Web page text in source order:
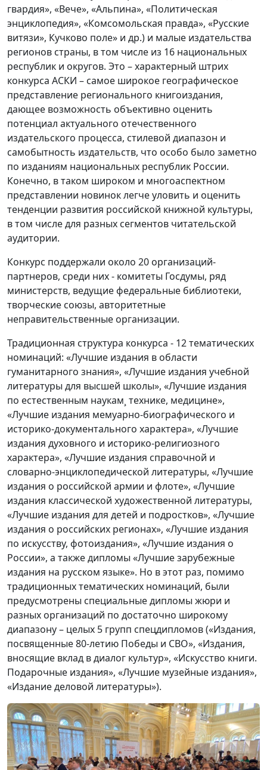
гвардия», «Вече», «Альпина», «Политическая
энциклопедия», «Комсомольская правда», «Русские
витязи», Кучково поле» и др.) и малые издательства
регионов страны, в том числе из 16 национальных
республик и округов. Это – характерный штрих
конкурса АСКИ – самое широкое географическое
представление регионального книгоиздания,
дающее возможность объективно оценить
потенциал актуального отечественного
издательского процесса, стилевой диапазон и
самобытность издательств, что особо было заметно
по изданиям национальных республик России.
Конечно, в таком широком и многоаспектном
представлении новинок легче уловить и оценить
тенденции развития российской книжной культуры,
в том числе для разных сегментов читательской
аудитории.
Конкурс поддержали около 20 организаций-
партнеров, среди них - комитеты Госдумы, ряд
министерств, ведущие федеральные библиотеки,
творческие союзы, авторитетные
неправительственные организации.
Традиционная структура конкурса - 12 тематических
номинаций: «Лучшие издания в области
гуманитарного знания», «Лучшие издания учебной
литературы для высшей школы», «Лучшие издания
по естественным наукам¸ технике, медицине»,
«Лучшие издания мемуарно-биографического и
историко-документального характера», «Лучшие
издания духовного и историко-религиозного
характера», «Лучшие издания справочной и
словарно-энциклопедической литературы, «Лучшие
издания о российской армии и флоте», «Лучшие
издания классической художественной литературы,
«Лучшие издания для детей и подростков», «Лучшие
издания о российских регионах», «Лучшие издания
по искусству, фотоиздания», «Лучшие издания о
России», а также дипломы «Лучшие зарубежные
издания на русском языке». Но в этот раз, помимо
традиционных тематических номинаций, были
предусмотрены специальные дипломы жюри и
разных организаций по достаточно широкому
диапазону – целых 5 групп спецдипломов («Издания,
посвященные 80-летию Победы и СВО», «Издания,
вносящие вклад в диалог культур», «Искусство книги.
Подарочные издания», «Лучшие музейные издания»,
«Издание деловой литературы»).